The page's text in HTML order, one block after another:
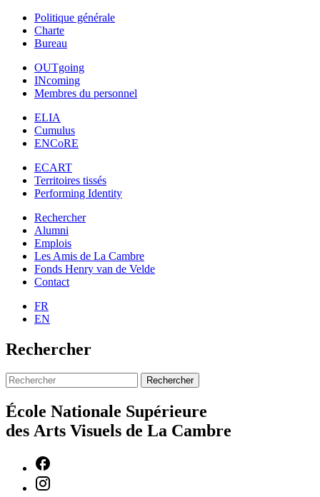
Politique générale
Charte
Bureau
OUTgoing
INcoming
Membres du personnel
ELIA
Cumulus
ENCoRE
ECART
Territoires tissés
Performing Identity
Rechercher
Alumni
Emplois
Les Amis de La Cambre
Fonds Henry van de Velde
Contact
FR
EN
Rechercher
Rechercher
École Nationale Supérieure
des Arts Visuels de La Cambre